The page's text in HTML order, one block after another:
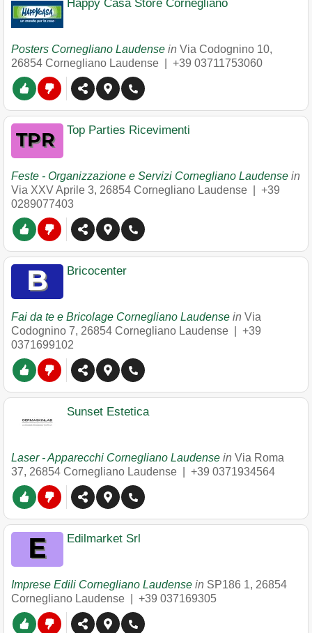
Happy Casa Store Cornegliano
Posters Cornegliano Laudense in Via Codognino 10,
26854 Cornegliano Laudense +39 03711753060
Top Parties Ricevimenti
Feste - Organizzazione e Servizi Cornegliano Laudense in
Via XXV Aprile 3, 26854 Cornegliano Laudense
+39
0289077403
Bricocenter
Fai da te e Bricolage Cornegliano Laudense in Via
Codognino 7, 26854 Cornegliano Laudense
+39
0371699102
Sunset Estetica
Laser - Apparecchi Cornegliano Laudense in Via Roma
37, 26854 Cornegliano Laudense +39 0371934564
Edilmarket Srl
Imprese Edili Cornegliano Laudense in SP186 1, 26854
Cornegliano Laudense
+39 037169305